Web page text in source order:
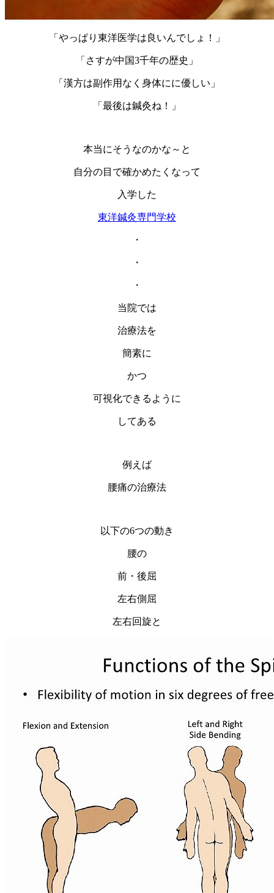
「やっぱり東洋医学は良いんでしょ！」
「さすが中国3千年の歴史」
「漢方は副作用なく身体にに優しい」
「最後は鍼灸ね！」
本当にそうなのかな～と
自分の目で確かめたくなって
入学した
東洋鍼灸専門学校
・
・
・
当院では
治療法を
簡素に
かつ
可視化できるように
してある
例えば
腰痛の治療法
以下の6つの動き
腰の
前・後屈
左右側屈
左右回旋と